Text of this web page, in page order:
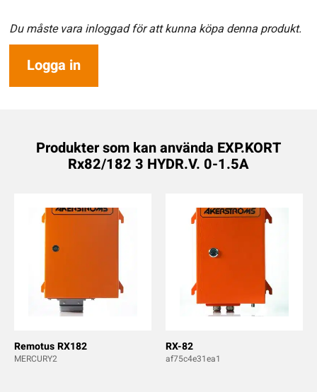
Du måste vara inloggad för att kunna köpa denna produkt.
Logga in
Produkter som kan använda EXP.KORT
Rx82/182 3 HYDR.V. 0-1.5A
Remotus RX182
MERCURY2
RX-82
af75c4e31ea1